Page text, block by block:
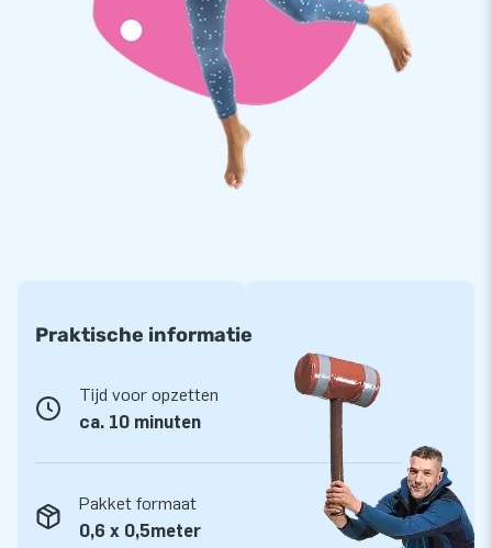
meervoudig gestikt en zijn gemaakt van sterk, hoge kwaliteit
nylon. Dat maakt ze duurzaam en eenvoudig schoon te
houden. We bieden je op de poppen 5 jaar garantie, want we
willen dat jij met dit product optimaal speelplezier kunt
Koop deze gigantische halve Sarah en/of Abraham en bezorg
laten springen. Jazeker, ook letterlijk. Ons team van
designers, ontwikkelaars en logistiek medewerkers levert
namelijk unieke opblaasattracties op grootse wijze! Dat wil
je zeker ook ervaren? Vertrouw dan op onze professionele
service en levering. Dan merk je waarom we ‘creators of
Praktische informatie
Tijd voor opzetten
ca. 10 minuten
Pakket formaat
0,6 x 0,5meter